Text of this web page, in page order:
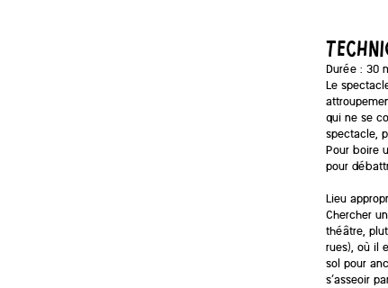
Durée : 30
Le
qui ne se
spectacle,
Pour boire
pour
Lieu
Chercher
théâtre,
rues), où il
sol pour
s’asseoir